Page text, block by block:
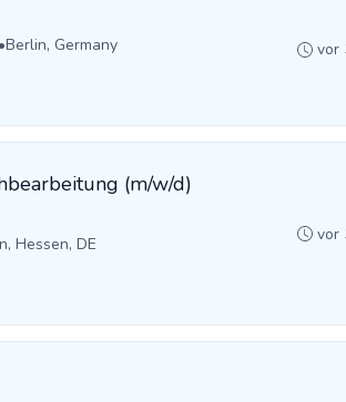
Berlin, Germany
vor
(m/w/d)
Hessen, DE
vor